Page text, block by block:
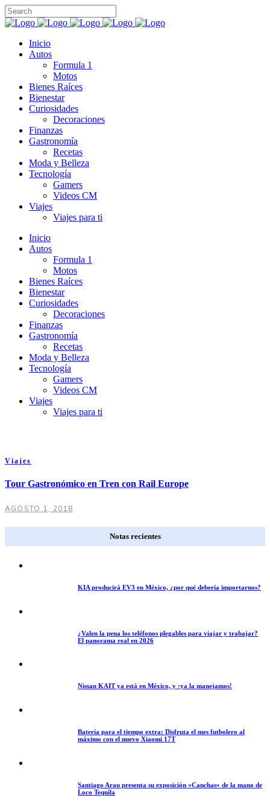
Inicio
Autos
Formula 1
Motos
Bienes Raíces
Bienestar
Curiosidades
Decoraciones
Finanzas
Gastronomía
Recetas
Moda y Belleza
Tecnología
Gamers
Videos CM
Viajes
Viajes para ti
Inicio
Autos
Formula 1
Motos
Bienes Raíces
Bienestar
Curiosidades
Decoraciones
Finanzas
Gastronomía
Recetas
Moda y Belleza
Tecnología
Gamers
Videos CM
Viajes
Viajes para ti
Viajes
Tour Gastronómico en Tren con Rail Europe
AGOSTO 1, 2018
Notas recientes
KIA producirá EV3 en México, ¿por qué debería importarnos?
¿Valen la pena los teléfonos plegables para viajar y trabajar?
El panorama real en 2026
Nissan KAIT ya está en México, y ¡ya la manejamos!
Batería para el tiempo extra: Disfruta el mes futbolero al
máximo con el nuevo Xiaomi 17T
Santiago Arau presenta su exposición «Canchas» de la mano de
Loco Tequila